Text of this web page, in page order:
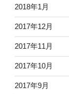
2018年1月
2017年12月
2017年11月
2017年10月
2017年9月